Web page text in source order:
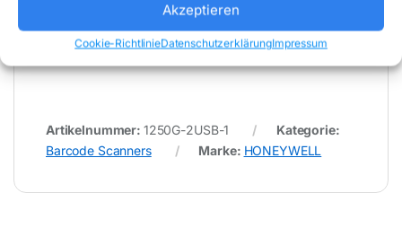
Akzeptieren
Cookie-RichtlinieDatenschutzerklärungImpressum
Artikelnummer: 1250G-2USB-1
Kategorie:
Barcode Scanners
Marke: HONEYWELL